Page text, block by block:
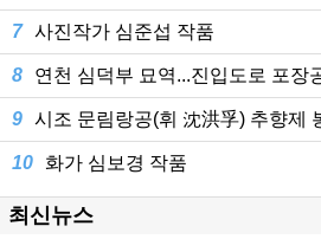
7 사진작가 심준섭 작품
8 연천 심덕부 묘역...진입도로 포장
9 시조 문림랑공(휘 沈洪孚) 추향제
10 화가 심보경 작품
최신뉴스